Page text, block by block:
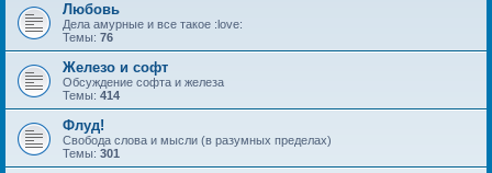
Любовь
Дела амурные и все такое :love:
Темы: 76
Железо и софт
Обсуждение софта и железа
Темы: 414
Флуд!
Свобода слова и мысли (в разумных пределах)
Темы: 301